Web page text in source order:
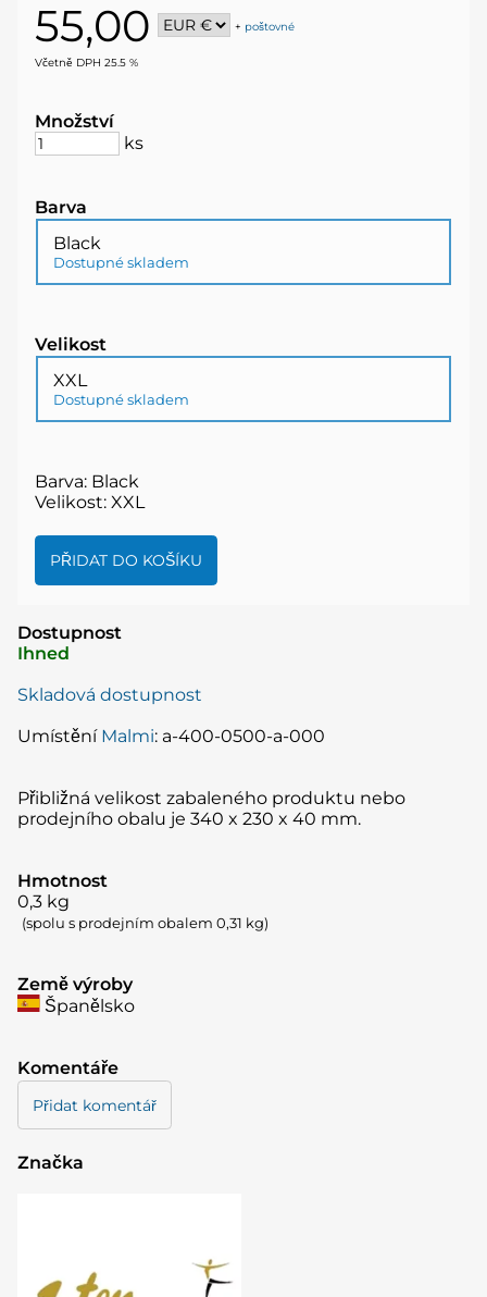
55,00 + poštovné
Včetně DPH 25.5 %
Množství
ks
Barva
Black
Dostupné skladem
Velikost
XXL
Dostupné skladem
Barva: Black
Velikost: XXL
Dostupnost
Ihned
Skladová dostupnost
Umístění Malmi: a-400-0500-a-000
Přibližná velikost zabaleného produktu nebo
prodejního obalu je 340 x 230 x 40 mm.
Hmotnost
0,3 kg
(spolu s prodejním obalem 0,31 kg)
Země výroby
Španělsko
Komentáře
Přidat komentář
Značka